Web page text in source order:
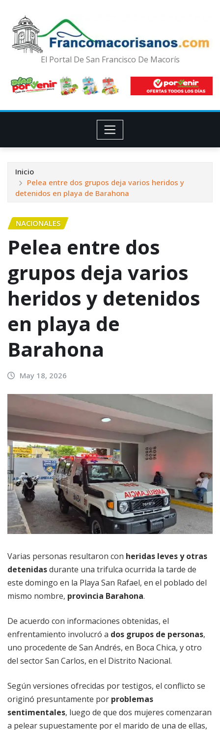
El Portal De San Francisco De Macorís
Inicio
Pelea entre dos grupos deja varios heridos y
detenidos en playa de Barahona
NACIONALES
Pelea entre dos
grupos deja varios
heridos y detenidos
en playa de
Barahona
May 18, 2026
Varias personas resultaron con heridas leves y otras
detenidasdurante una trifulca ocurrida la tarde de
este domingo en la Playa San Rafael, en el poblado del
mismo nombre, provincia Barahona.
De acuerdo con informaciones obtenidas, el
enfrentamiento involucró a dos grupos de personas,
uno procedente de San Andrés, en Boca Chica, y otro
del sector San Carlos, en el Distrito Nacional.
Según versiones ofrecidas por testigos, el conflicto se
originó presuntamente por problemas
sentimentales, luego de que dos mujeres comenzaran
a pelear supuestamente por el marido de una de ellas,